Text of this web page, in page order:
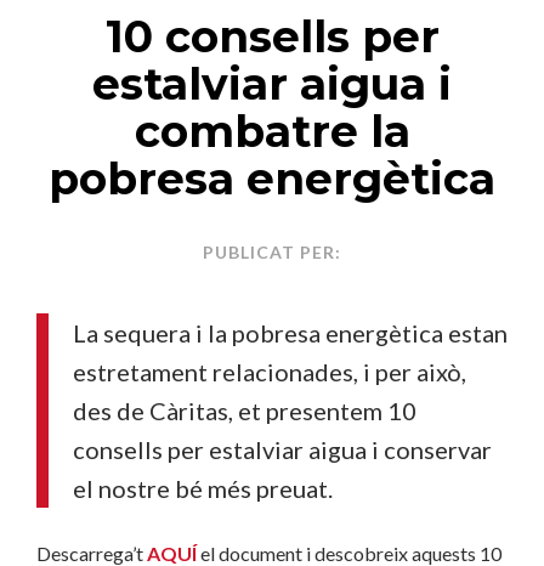
10 consells per
estalviar aigua i
combatre la
pobresa energètica
PUBLICAT PER:
La sequera i la pobresa energètica estan
estretament relacionades, i per això,
des de Càritas, et presentem 10
consells per estalviar aigua i conservar
el nostre bé més preuat.
Descarrega’tAQUÍel document i descobreix aquests 10